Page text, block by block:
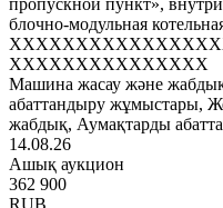
пропускной пункт»,
блочно-модульная
XXXXXXXXXXXXXXX
Машина жасау және
абаттандыру жұмыстары,
жабдық, Аумақтарды
14.08.26
Ашық аукцион
362 900